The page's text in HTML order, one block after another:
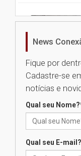
News
Fique por
Cadastre-se
notícias e
Qual seu Nome?
Qual seu E-mail?